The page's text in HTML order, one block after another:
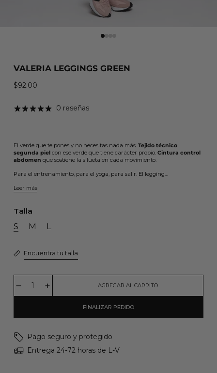
VALERIA LEGGINGS GREEN
Precio habitual
$92.00
0 reseñas
El verde que te pones y no necesitas nada más. Tejido técnico
segunda piel con ese verde que tiene carácter propio. Cintura control
abdomen que sostiene la silueta en cada movimiento.
Para el entrenamiento, para el yoga, para salir. El legging…
Leer más
Talla
S M L
Encuentra tu talla
AGREGAR AL CARRITO
FINALIZAR PEDIDO
Pago seguro y protegido
Entrega 24-72 horas de L-V